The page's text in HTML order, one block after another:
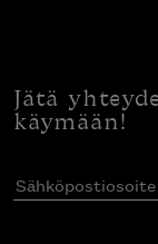
Jätä
käymään!
Sähköpostiosoite